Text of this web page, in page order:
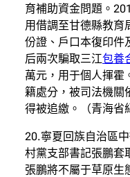
育補助資金問題。
用借調至甘德縣教育
份證、戶口本復印件
后兩次騙取三江包養
萬元，用于個人揮霍
籍處分，被司法機關
得被追繳。（青海省
20.寧夏回族自治區
村黨支部書記張鵬套
張鵬將不屬于草原生